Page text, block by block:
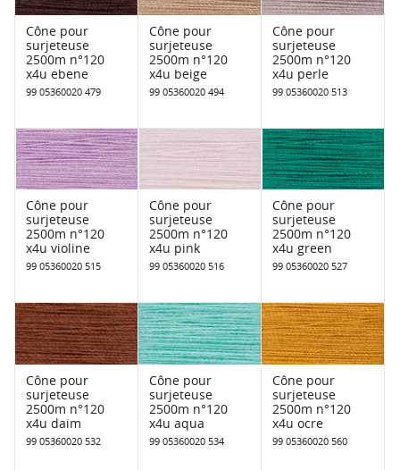
Cône pour
surjeteuse
2500m n°120
x4u ebene
99 05360020 479
Cône pour
surjeteuse
2500m n°120
x4u beige
99 05360020 494
Cône pour
surjeteuse
2500m n°120
x4u perle
99 05360020 513
Cône pour
surjeteuse
2500m n°120
x4u violine
99 05360020 515
Cône pour
surjeteuse
2500m n°120
x4u pink
99 05360020 516
Cône pour
surjeteuse
2500m n°120
x4u green
99 05360020 527
Cône pour
surjeteuse
2500m n°120
x4u daim
99 05360020 532
Cône pour
surjeteuse
2500m n°120
x4u aqua
99 05360020 534
Cône pour
surjeteuse
2500m n°120
x4u ocre
99 05360020 560